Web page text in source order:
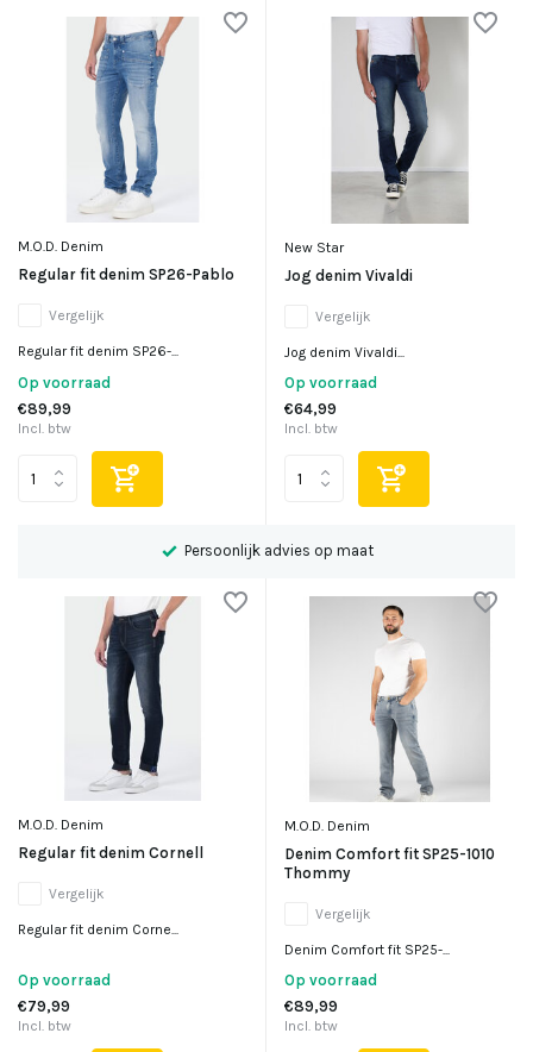
M.O.D. Denim
Regular fit denim SP26-Pablo
Vergelijk
Regular fit denim SP26-...
Op voorraad
€89,99
Incl. btw
New Star
Jog denim Vivaldi
Vergelijk
Jog denim Vivaldi...
Op voorraad
€64,99
Incl. btw
Persoonlijk advies op maat
M.O.D. Denim
Regular fit denim Cornell
Vergelijk
Regular fit denim Corne...
Op voorraad
€79,99
Incl. btw
M.O.D. Denim
Denim Comfort fit SP25-1010
Thommy
Vergelijk
Denim Comfort fit SP25-...
Op voorraad
€89,99
Incl. btw